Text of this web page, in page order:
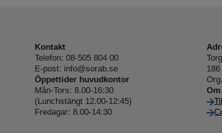
Kontakt
Telefon: 08-505 804 00
E-post: info@sorab.se
Öppettider huvudkontor
Mån-Tors: 8.00-16:30
(Lunchstängt 12.00-12:45)
Fredagar: 8.00-14:30